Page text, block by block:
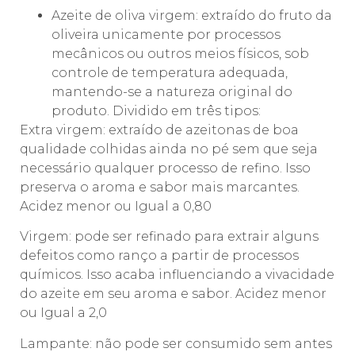
Azeite de oliva virgem: extraído do fruto da
oliveira unicamente por processos
mecânicos ou outros meios físicos, sob
controle de temperatura adequada,
mantendo-se a natureza original do
produto. Dividido em três tipos:
Extra virgem: extraído de azeitonas de boa
qualidade colhidas ainda no pé sem que seja
necessário qualquer processo de refino. Isso
preserva o aroma e sabor mais marcantes.
Acidez menor ou Igual a 0,80
Virgem: pode ser refinado para extrair alguns
defeitos como ranço a partir de processos
químicos. Isso acaba influenciando a vivacidade
do azeite em seu aroma e sabor. Acidez menor
ou Igual a 2,0
Lampante: não pode ser consumido sem antes